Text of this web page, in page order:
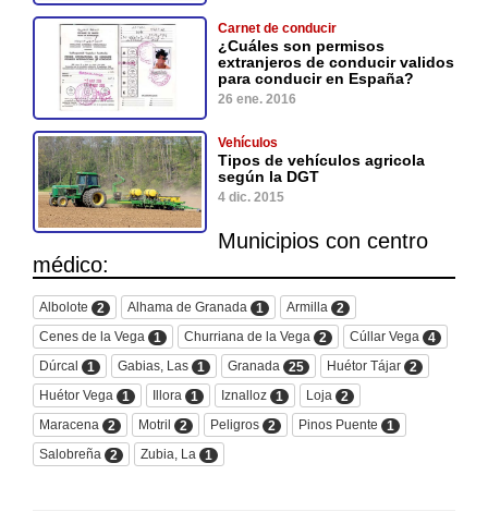
Carnet de conducir
¿Cuáles son permisos
extranjeros de conducir validos
para conducir en España?
26 ene. 2016
Vehículos
Tipos de vehículos agricola
según la DGT
4 dic. 2015
Municipios con centro
médico:
Albolote 2 Alhama de Granada 1 Armilla
2
Cenes de la Vega
1 Churriana de la Vega 2 Cúllar Vega
4
Dúrcal
1 Gabias, Las 1 Granada 25 Huétor Tájar 2
Huétor Vega
1 Illora 1 Iznalloz 1 Loja
2
Maracena
2 Motril 2 Peligros 2 Pinos Puente
1
Salobreña
2 Zubia, La 1